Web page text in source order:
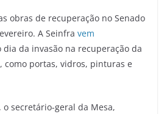
obras de recuperação no Senado
A Seinfra vem
dia da invasão na recuperação da
como portas, vidros, pinturas e
o secretário-geral da Mesa,